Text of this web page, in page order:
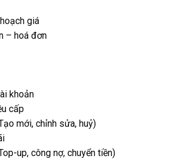
giá
– hoá đơn
khoản
cấp
mới, chỉnh sửa, huỷ)
up, công nợ, chuyển tiền)